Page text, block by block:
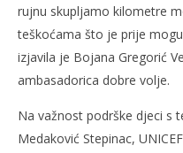
rujnu skupljamo kilometre
teškoćama što je prije
izjavila je Bojana Gregorić
ambasadorica dobre volje.
Na važnost podrške djeci s
Medaković Stepinac,